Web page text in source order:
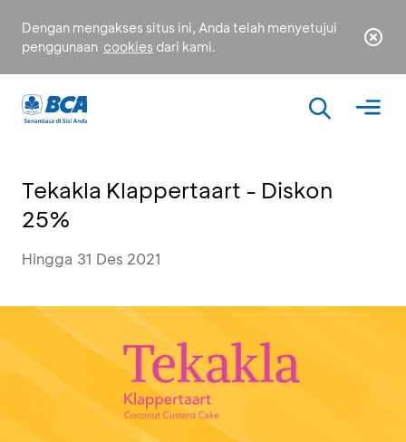
Dengan mengakses situs ini, Anda telah menyetujui
penggunaan cookies dari kami.
Tekakla Klappertaart - Diskon
25%
Hingga 31 Des 2021